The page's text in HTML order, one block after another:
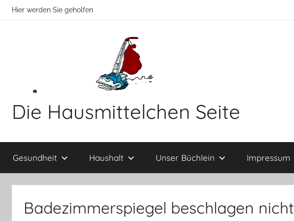
ZumHier werden Sie geholfen
Die Hausmittelchen Seite
werden
Sie
Gesundheit Haushalt Unser Büchlein Impressum
Badezimmerspiegel beschlagen nicht